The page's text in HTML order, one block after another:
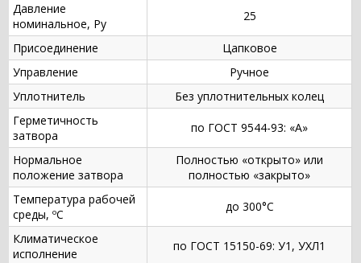
Давление
номинальное, Ру
25
Присоединение
Цапковое
Управление
Ручное
Уплотнитель
Без уплотнительных колец
Герметичность
затвора
по ГОСТ 9544-93: «А»
Нормальное
положение затвора
Полностью «открыто» или
полностью «закрыто»
Температура рабочей
среды, ºС
до 300°С
Климатическое
исполнение
по ГОСТ 15150-69: У1, УХЛ1